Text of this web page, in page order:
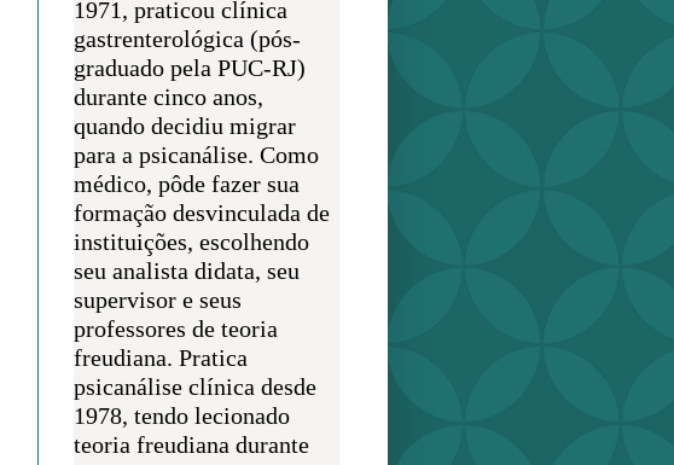
1971, praticou clínica
gastrenterológica (pós-
graduado pela PUC-RJ)
durante cinco anos,
quando decidiu migrar
para a psicanálise. Como
médico, pôde fazer sua
formação desvinculada de
instituições, escolhendo
seu analista didata, seu
supervisor e seus
professores de teoria
freudiana. Pratica
psicanálise clínica desde
1978, tendo lecionado
teoria freudiana durante